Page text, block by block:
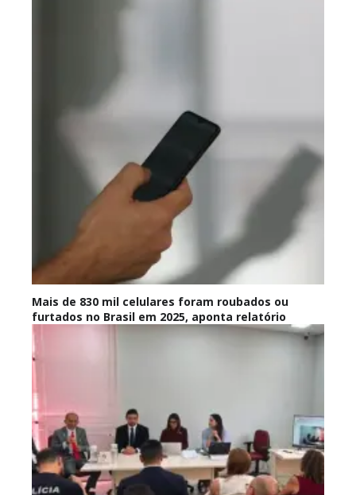
Mais de 830 mil celulares foram roubados ou
furtados no Brasil em 2025, aponta relatório